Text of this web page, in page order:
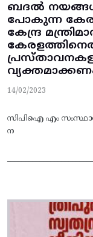
ബദൽ നയങ്ങൾ
പോകുന്ന
കേന്ദ്ര
14/02/2023
സിപിഐ എം സംസ്ഥാന
ന